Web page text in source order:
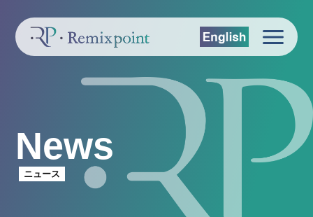
News
ニュース